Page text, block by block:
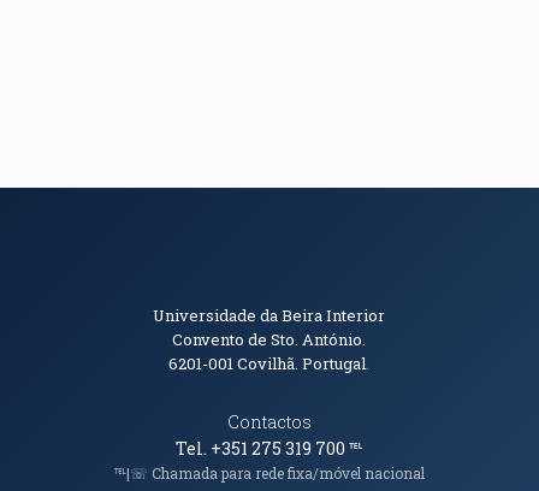
Informações de Contacto
Universidade da Beira Interior
Convento de Sto. António.
6201-001Covilhã. Portugal.
Contactos
Tel. +351 275 319 700℡
℡|☏ Chamada para rede fixa/móvel nacional